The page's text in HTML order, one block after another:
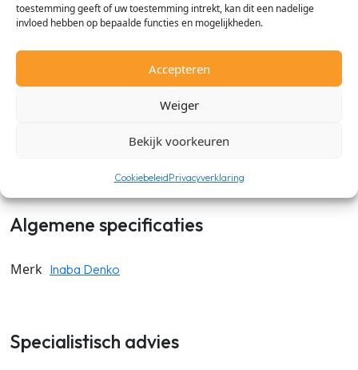
toestemming geeft of uw toestemming intrekt, kan dit een nadelige
invloed hebben op bepaalde functies en mogelijkheden.
Accepteren
Weiger
Bekijk voorkeuren
CookiebeleidPrivacyverklaring
gemakkelijk de leidinggoot in 90 gr. laten weglopen. De Inaba
Denko SK lange vlakke bocht is gemaakt van duurzaam PVC
en is UV-A bestendig. Verkrijgbaar in de maten 77mm en
Algemene specificaties
Merk Inaba Denko
Specialistisch advies